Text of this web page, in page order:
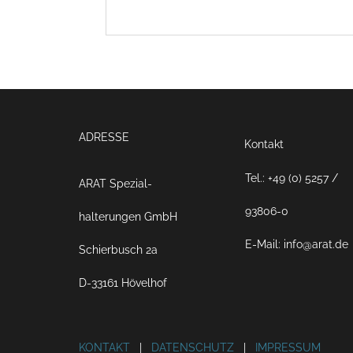
ADRESSE
ARAT Spezial­
halterungen GmbH
Schierbusch 2a
D-33161 Hövelhof
Kontakt
Tel.: +49 (0) 5257 /
93806-0
E-Mail: info@arat.de
KONTAKT DATENSCHUTZ IMPRESSUM